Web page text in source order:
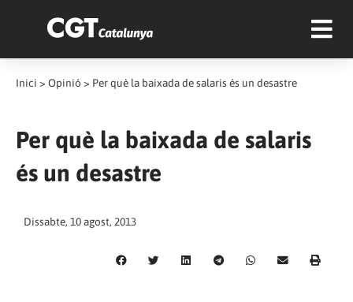
Inici > Opinió > Per què la baixada de salaris és un desastre
Per què la baixada de salaris
és un desastre
Dissabte, 10 agost, 2013